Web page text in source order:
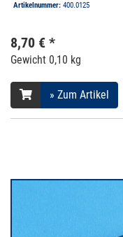
Artikelnummer: 400.0125
8,70 € *
Gewicht 0,10 kg
» Zum Artikel